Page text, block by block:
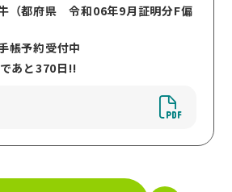
（都府県 令和06年9月証明分F偏
帳予約受付中
あと370日!!